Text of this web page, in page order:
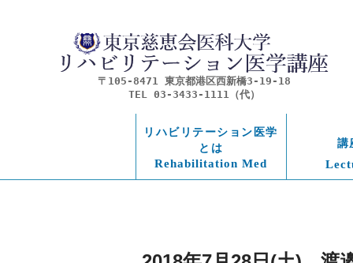
〒105-8471 東京都港区西新橋3-19-18
TEL 03-3433-1111（代）
リハビリテーション医学
とは
Rehabilitation Med
講